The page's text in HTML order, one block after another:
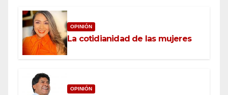
OPINIÓN
La cotidianidad de las mujeres
OPINIÓN